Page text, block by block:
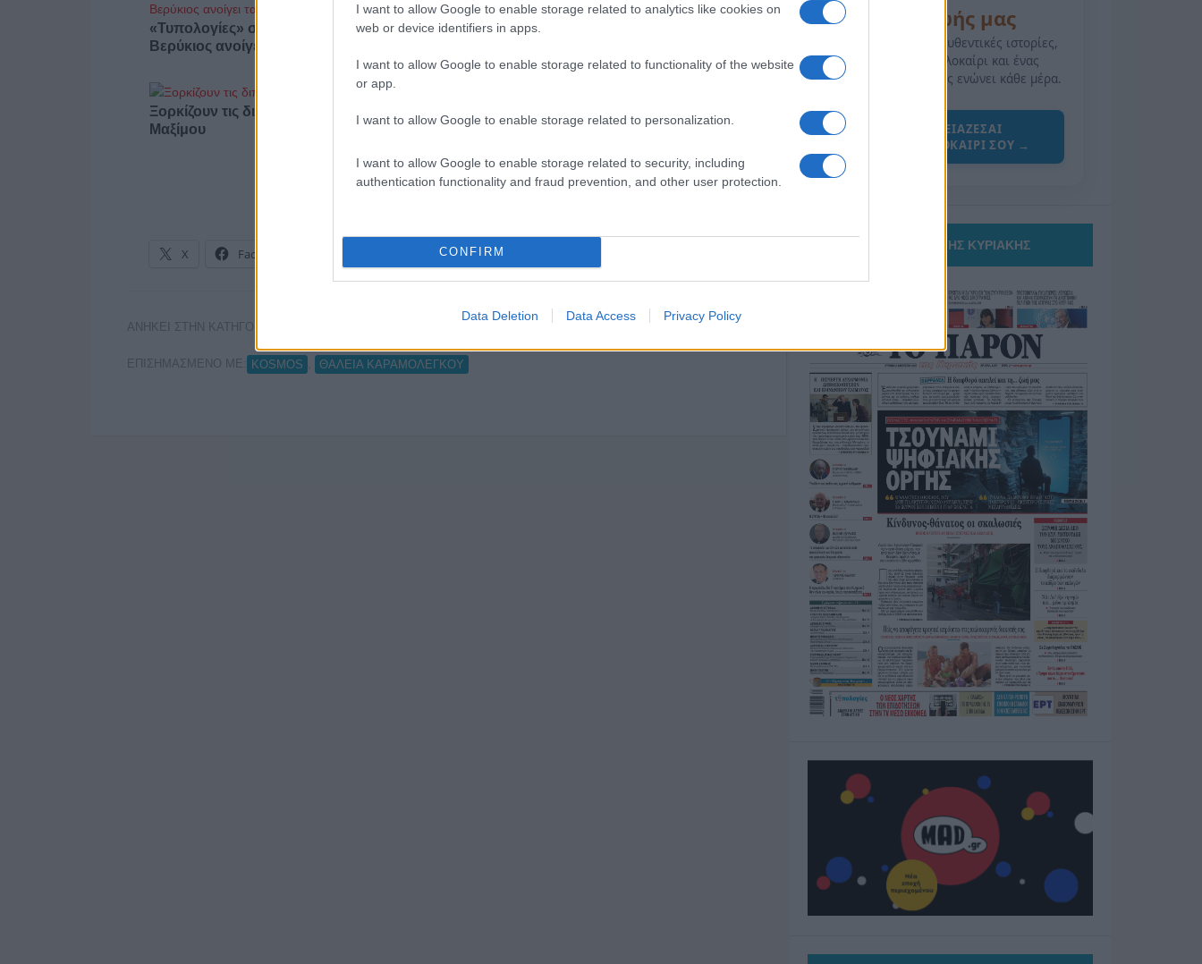
I want to allow Google to enable storage related to analytics like cookies on
web or device identifiers in apps.
I want to allow Google to enable storage related to functionality of the website
or app.
I want to allow Google to enable storage related to personalization.
I want to allow Google to enable storage related to security, including
authentication functionality and fraud prevention, and other user protection.
CONFIRM
Data Deletion Data Access Privacy Policy
«Τυπολογίες» στο YouTube: Ο Δήμος
Βερύκιος ανοίγει τα χαρτιά του – Vidcast
ΤΣΟΥΝΑΜΙ ψηφιακής οργής…
Ξορκίζουν τις διπλές εκλογές στο
Μαξίμου
Κανονικός Αύγουστος με δυνατούς
βοριάδες και σταδιακή άνοδο της
X Facebook
ΑΝΗΚΕΙ ΣΤΗΝ ΚΑΤΗΓΟΡΙΑ:
ΕΠΙΣΗΜΑΣΜΕΝΟ ΜΕ: KOSMOS ΘΑΛΕΙΑ ΚΑΡΑΜΟΛΕΓΚΟΥ
της Ζωής μας
Οι άνθρωποι, οι αυθεντικές ιστορίες,
το ελληνικό καλοκαίρι και ένας
πολιτισμός που μας ενώνει κάθε μέρα.
ΟΣΑ ΧΡΕΙΑΖΕΣΑΙ
ΓΙΑ ΤΟ ΚΑΛΟΚΑΙΡΙ ΣΟΥ →
ΤΟ ΠΑΡΟΝ ΤΗΣ ΚΥΡΙΑΚΗΣ